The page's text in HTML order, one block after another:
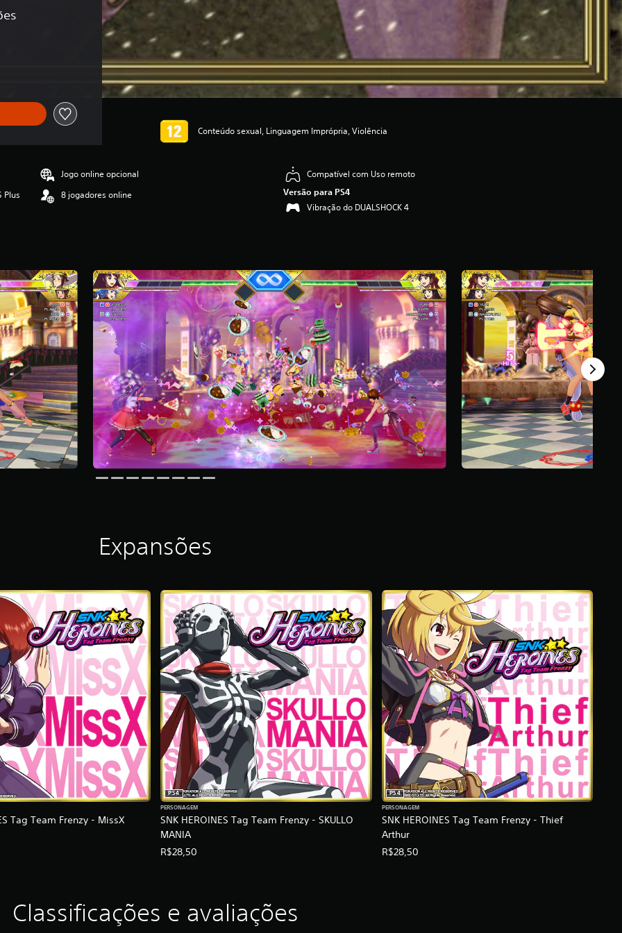
de R$207,90
Conteúdo sexual, Linguagem Imprópria, Violência
Plus
Jogo online opcional
8 jogadores online
Compatível com Uso remoto
Versão para PS4
Vibração do DUALSHOCK 4
Expansões
Tag Team Frenzy - MissX
SNK HEROINES Tag Team Frenzy - SKULLO
MANIA
PS4
PERSONAGEM
R$28,50
SNK HEROINES Tag Team Frenzy - Thief
Arthur
PS4
PERSONAGEM
R$28,50
Classificações e avaliações